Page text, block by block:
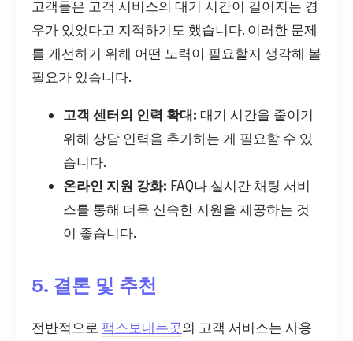
고객들은 고객 서비스의 대기 시간이 길어지는 경
우가 있었다고 지적하기도 했습니다. 이러한 문제
를 개선하기 위해 어떤 노력이 필요할지 생각해 볼
필요가 있습니다.
고객 센터의 인력 확대: 대기 시간을 줄이기
위해 상담 인력을 추가하는 게 필요할 수 있
습니다.
온라인 지원 강화: FAQ나 실시간 채팅 서비
스를 통해 더욱 신속한 지원을 제공하는 것
이 좋습니다.
5. 결론 및 추천
전반적으로 팩스보내는곳의 고객 서비스는 사용